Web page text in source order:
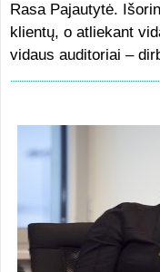
Rasa Pajautytė.
klientų, o atliekant
vidaus auditoriai –